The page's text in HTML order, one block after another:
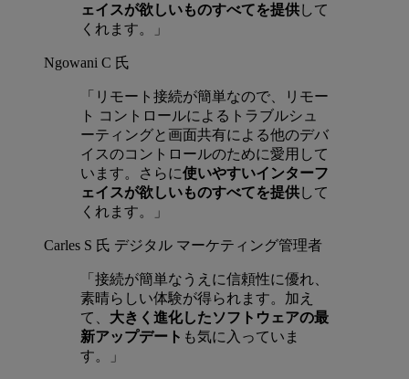
ェイスが欲しいものすべてを提供して
くれます。」
Ngowani C 氏
「リモート接続が簡単なので、リモー
ト コントロールによるトラブルシュ
ーティングと画面共有による他のデバ
イスのコントロールのために愛用して
います。さらに使いやすいインターフ
ェイスが欲しいものすべてを提供して
くれます。」
Carles S 氏 デジタル マーケティング管理者
「接続が簡単なうえに信頼性に優れ、
素晴らしい体験が得られます。加え
て、 大きく進化したソフトウェアの最
新アップデート も気に入っていま
す。」